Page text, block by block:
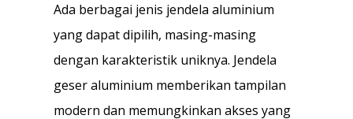
Ada berbagai jenis jendela aluminium
yang dapat dipilih, masing-masing
dengan karakteristik uniknya. Jendela
geser aluminium memberikan tampilan
modern dan memungkinkan akses yang